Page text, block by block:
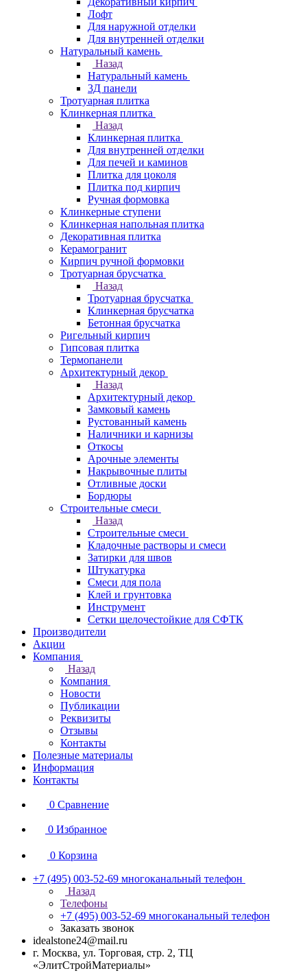
Лофт
Для наружной отделки
Для внутренней отделки
Натуральный камень
Назад
Натуральный камень
3Д панели
Тротуарная плитка
Клинкерная плитка
Назад
Клинкерная плитка
Для внутренней отделки
Для печей и каминов
Плитка для цоколя
Плитка под кирпич
Ручная формовка
Клинкерные ступени
Клинкерная напольная плитка
Декоративная плитка
Керамогранит
Кирпич ручной формовки
Тротуарная брусчатка
Назад
Тротуарная брусчатка
Клинкерная брусчатка
Бетонная брусчатка
Ригельный кирпич
Гипсовая плитка
Термопанели
Архитектурный декор
Назад
Архитектурный декор
Замковый камень
Рустованный камень
Наличники и карнизы
Откосы
Арочные элементы
Накрывочные плиты
Отливные доски
Бордюры
Строительные смеси
Назад
Строительные смеси
Кладочные растворы и смеси
Затирки для швов
Штукатурка
Смеси для пола
Клей и грунтовка
Инструмент
Сетки щелочестойкие для СФТК
Производители
Акции
Компания
Назад
Компания
Новости
Публикации
Реквизиты
Отзывы
Контакты
Полезные материалы
Информация
Контакты
0 Сравнение
0 Избранное
0 Корзина
+7 (495) 003-52-69 многоканальный телефон
Назад
Телефоны
+7 (495) 003-52-69 многоканальный телефон
Заказать звонок
idealstone24@mail.ru
г. Москва, ул. Торговая, стр. 2, ТЦ
«ЭлитСтройМатериалы»